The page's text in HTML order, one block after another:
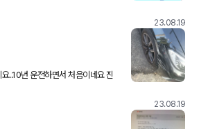
차된 포르쉐
으로 사업체 운영 년수입 2,
23.08.19
..10년 운전하면서 처음이네요 진
23.08.19